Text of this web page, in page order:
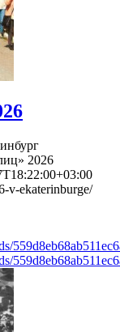
2026
v-ekaterinburge/